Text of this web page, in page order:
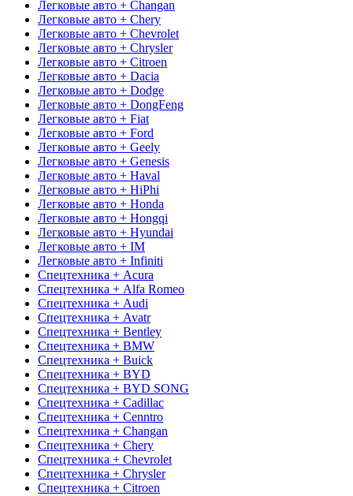
Легковые авто + Changan
Легковые авто + Chery
Легковые авто + Chevrolet
Легковые авто + Chrysler
Легковые авто + Citroen
Легковые авто + Dacia
Легковые авто + Dodge
Легковые авто + DongFeng
Легковые авто + Fiat
Легковые авто + Ford
Легковые авто + Geely
Легковые авто + Genesis
Легковые авто + Haval
Легковые авто + HiPhi
Легковые авто + Honda
Легковые авто + Hongqi
Легковые авто + Hyundai
Легковые авто + IM
Легковые авто + Infiniti
Спецтехника + Acura
Спецтехника + Alfa Romeo
Спецтехника + Audi
Спецтехника + Avatr
Спецтехника + Bentley
Спецтехника + BMW
Спецтехника + Buick
Спецтехника + BYD
Спецтехника + BYD SONG
Спецтехника + Cadillac
Спецтехника + Cenntro
Спецтехника + Changan
Спецтехника + Chery
Спецтехника + Chevrolet
Спецтехника + Chrysler
Спецтехника + Citroen